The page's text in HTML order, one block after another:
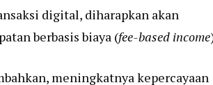
digital, diharapkan akan
berbasis biaya (fee-based income
meningkatnya kepercayaan